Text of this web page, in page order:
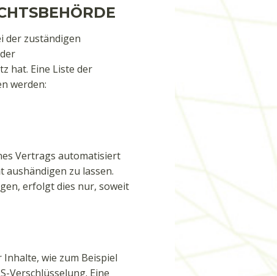
der zuständigen
hat. Eine Liste der
werden:
Vertrags automatisiert
zu lassen.
erfolgt dies nur, soweit
wie zum Beispiel
Verschlüsselung. Eine